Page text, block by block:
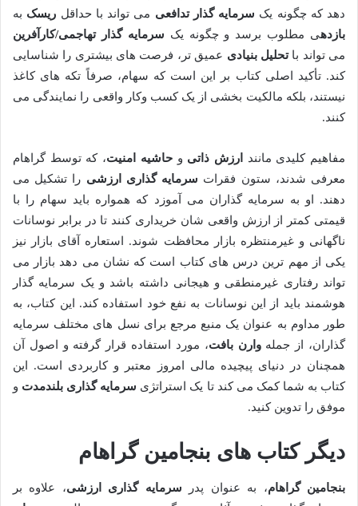
دهد که چگونه یک سرمایه گذار تدافعی می تواند با حداقل ریسک به
بازدهی مطلوب برسد و چگونه یک سرمایه گذار تهاجمی/کارآفرین
می تواند باتحلیل بنیادی عمیق تر، فرصت های بیشتری را شناسایی
کند. تأکید اصلی کتاب بر این است که سهام، صرفاً تکه های کاغذ
نیستند، بلکه مالکیت بخشی از یک کسب وکار واقعی را نمایندگی می
کنند.
مفاهیم کلیدی مانند ارزش ذاتی وحاشیه امنیت، که توسط گراهام
معرفی شدند، ستون فقرات سرمایه گذاری ارزشی را تشکیل می
دهند. او به سرمایه گذاران می آموزد که همواره باید سهام را با
قیمتی کمتر از ارزش واقعی شان خریداری کنند تا در برابر نوسانات
ناگهانی و غیرمنتظره بازار محافظت شوند. استعاره آقای بازار نیز
یکی از مهم ترین درس های کتاب است که نشان می دهد بازار می
تواند رفتاری غیرمنطقی و هیجانی داشته باشد و یک سرمایه گذار
هوشمند باید از این نوسانات به نفع خود استفاده کند. این کتاب، به
طور مداوم به عنوان یک منبع مرجع برای نسل های مختلف سرمایه
گذاران، از جملهوارن بافت، مورد استفاده قرار گرفته و اصول آن
همچنان در دنیای پیچیده مالی امروز معتبر و کاربردی است. این
کتاب به شما کمک می کند تا یک استراتژی سرمایه گذاری بلندمدت و
موفق را تدوین کنید.
دیگر کتاب های بنجامین گراهام
بنجامین گراهام، به عنوان پدر سرمایه گذاری ارزشی، علاوه بر